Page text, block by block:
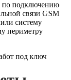
подключению
связи GSM
систему
периметру
под ключ